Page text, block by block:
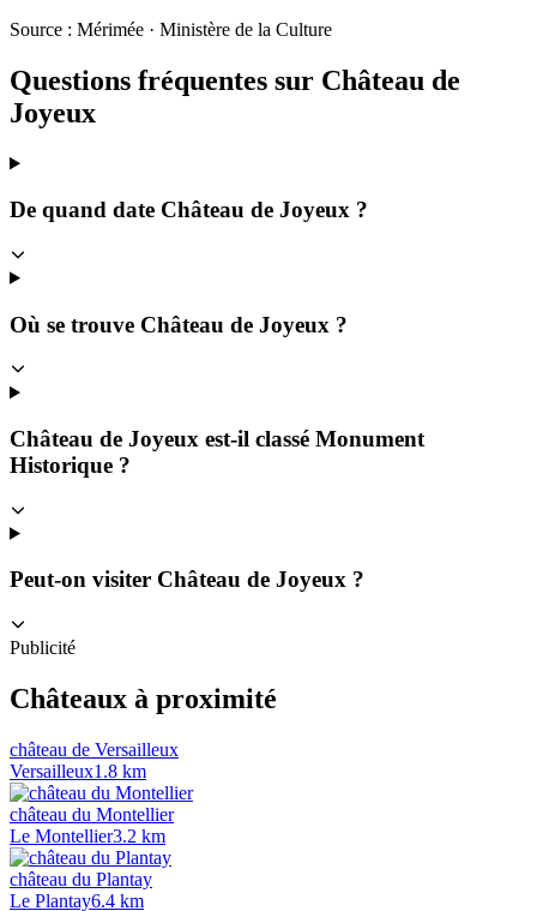
Source : Mérimée · Ministère de la Culture
Questions fréquentes sur Château de
Joyeux
De quand date Château de Joyeux ?
Où se trouve Château de Joyeux ?
Château de Joyeux est-il classé Monument
Historique ?
Peut-on visiter Château de Joyeux ?
Publicité
Châteaux à proximité
château de Versailleux
Versailleux1.8 km
château du Montellier
Le Montellier3.2 km
château du Plantay
Le Plantay6.4 km